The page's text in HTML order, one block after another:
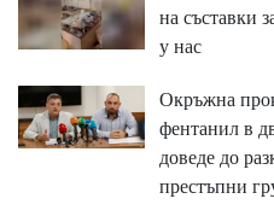
на съставки
у нас
Окръжна
фентанил в
доведе до
престъпни